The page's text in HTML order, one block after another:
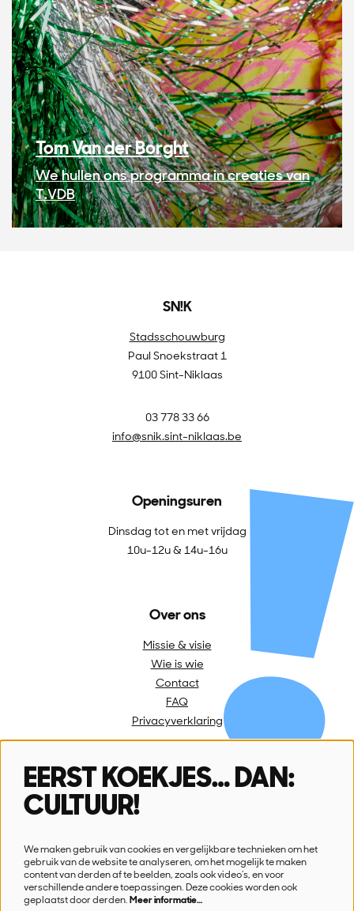
Tom Van der Borght
We hullen ons programma in creaties van
T.VDB
SN!K
Stadsschouwburg
Paul Snoekstraat 1
9100 Sint-Niklaas
03 778 33 66
info@snik.sint-niklaas.be
Openingsuren
Dinsdag tot en met vrijdag
10u-12u & 14u-16u
Over ons
Missie & visie
Wie is wie
Contact
FAQ
Privacyverklaring
Volg ons
Schrijf je in voor onze nieuwsbrief
EERST KOEKJES… DAN:
CULTUUR!
We maken gebruik van cookies en vergelijkbare technieken om het
gebruik van de website te analyseren, om het mogelijk te maken
content van derden af te beelden, zoals ook video’s, en voor
verschillende andere toepassingen. Deze cookies worden ook
geplaatst door derden.Meer informatie…